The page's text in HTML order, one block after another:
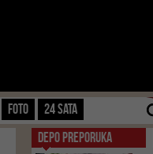
FOTO 24 SATA
DEPO PREPORUKA